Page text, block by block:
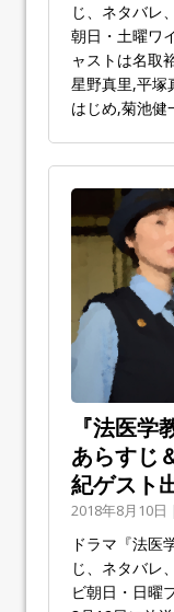
じ、ネタバレ
朝日・土曜ワ
ャストは名取
星野真里,平塚
はじめ,菊池健
『法医学
あらすじ
紀ゲスト
2018年8月10
ドラマ『法医
じ、ネタバレ
ビ朝日・日曜